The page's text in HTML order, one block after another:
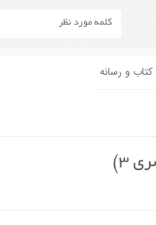
کتاب و رسانه